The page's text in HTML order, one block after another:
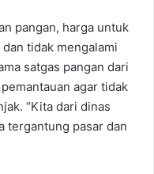
pangan, harga untuk
tidak mengalami
satgas pangan dari
agar tidak
“Kita dari dinas
tergantung pasar dan